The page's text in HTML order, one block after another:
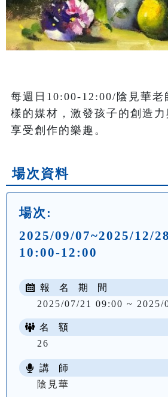
每週日10:00-12:00/陰見華老
樣的媒材，激發孩子的創造
享受創作的樂趣。
場次資料
場次:
2025/09/07~2025/12/
10:00-12:00
報 名 期 間
2025/07/21 09:00 ~ 2025/
名 額
26
講 師
陰見華